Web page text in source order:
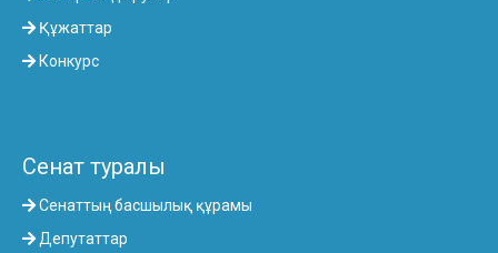
Құжаттар
Конкурс
Сенат туралы
Сенаттың басшылық құрамы
Депутаттар